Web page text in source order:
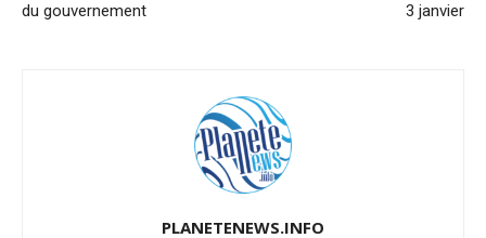
du gouvernement
3 janvier
PLANETENEWS.INFO